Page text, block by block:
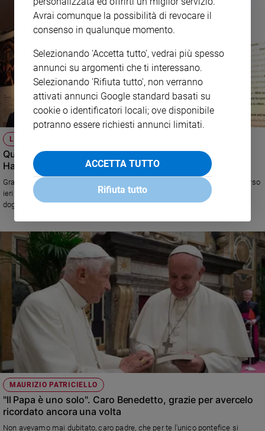
LA SCOMPARSA
Quel che ha dato alla Chiesa il "pungolo" teologico di
Hans Kung
Grazie al pensiero critico e fecondo del grande teologo svizzero scomparso
ieri la dottrina cattolica ha acquistato maggiore consapevolezza dei suoi
dogmi. Le sue opere "ribelli" continueranno a provocare la nostra fede.
MAURIZIO PATRICIELLO
"Il Papa è uno solo". Caro Benedetto, grazie per avercelo
ricordato ancora una volta
Non avevamo mai dubitato, caro padre, che per te l'unico pontefice si
Avrai comunque la possibilità di revocare il
consenso in qualunque momento.
Selezionando 'Accetta tutto', vedrai più spesso
annunci su argomenti che ti interessano.
Selezionando 'Rifiuta tutto', non verranno
attivati annunci Google standard basati su
cookie o identificatori locali; ove disponibile
potranno essere richiesti annunci limitati.
ACCETTA TUTTO
Rifiuta tutto